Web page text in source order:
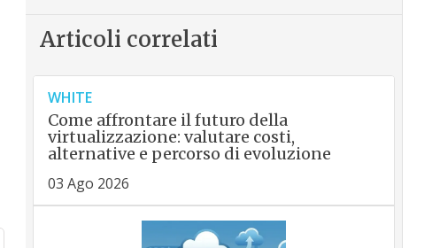
Articoli correlati
WHITE
Come affrontare il futuro della
virtualizzazione: valutare costi,
alternative e percorso di evoluzione
03 Ago 2026